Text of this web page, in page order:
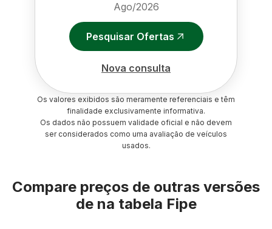
Ago/2026
Pesquisar Ofertas
Nova consulta
Os valores exibidos são meramente referenciais e têm
finalidade exclusivamente informativa.
Os dados não possuem validade oficial e não devem
ser considerados como uma avaliação de veículos
usados.
Compare preços de outras versões
de na tabela Fipe